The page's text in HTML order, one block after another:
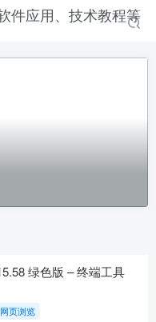
绿色版 – 终端工具
网页浏览